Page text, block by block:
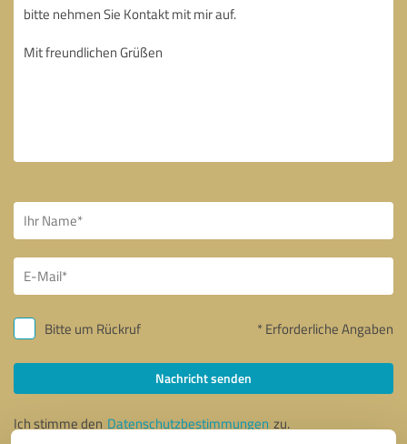
Bitte um Rückruf * Erforderliche Angaben
Nachricht senden
Ich stimme den Datenschutzbestimmungen zu.